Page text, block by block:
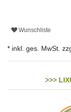
Wunschliste
* inkl. ges. MwSt.
>>>